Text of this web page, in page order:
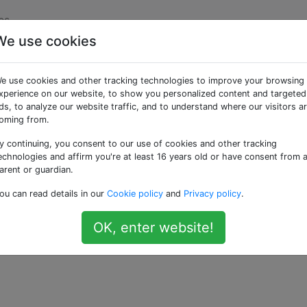
a-t-elle un
l'objet imprimé en
de 100 microns est-il plus résistant qu'un objet
300 microns? Y a-t-il des règles à suivre?
use cookies
use cookies and other tracking technologies to improve your browsing
on our website, to show you personalized content and targeted
to analyze our website traffic, and to understand where our visitors
from.
continuing, you consent to our use of cookies and other tracking
and affirm you're at least 16 years old or have consent from a
or guardian.
can read details in our Cookie policy and Privacy policy.
OK, enter website!